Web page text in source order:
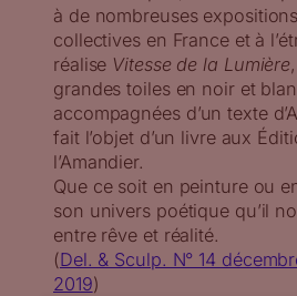
à de nombreuses
collectives en France et à
réalise Vitesse de la Lumière
grandes toiles en noir et
accompagnées d’un texte
fait l’objet d’un livre aux
l’Amandier.
Que ce soit en peinture ou
son univers poétique qu’il
entre rêve et réalité.
(Del. & Sculp. N° 14
2019)